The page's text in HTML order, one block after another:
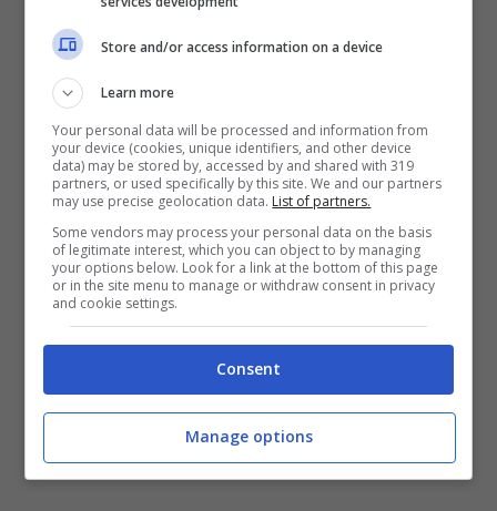
se non nelle occasioni quanto meno nella
gestione del pallone. Restano comunque
pericolosi gli ospiti con
Thereauche mettono alla prova un ottimo
Bizzarri.
Store and/or access information on a device
Learn more
Your personal data will be processed and information from
your device (cookies, unique identifiers, and other device
data) may be stored by, accessed by and shared with 319
partners, or used specifically by this site. We and our partners
may use precise geolocation data. List of partners.
Some vendors may process your personal data on the basis
of legitimate interest, which you can object to by managing
your options below. Look for a link at the bottom of this page
or in the site menu to manage or withdraw consent in privacy
and cookie settings.
Consent
Manage options